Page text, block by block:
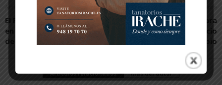
Artículo anterior
El F.C. Chelsea-Tudela, líder
en solitario en el Trofeo
de la Amistad
Artículo siguiente
Fitero pide apoyo para
afrontar la realidad socio
cultural del municipio
Artículos relacionados Más del autor